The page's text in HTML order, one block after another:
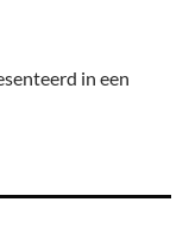
in een